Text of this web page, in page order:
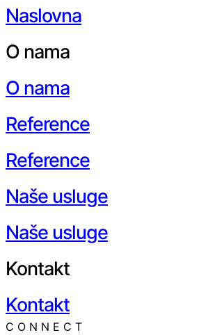
Naslovna
O nama
O nama
Reference
Reference
Naše usluge
Naše usluge
Kontakt
Kontakt
CONNECT